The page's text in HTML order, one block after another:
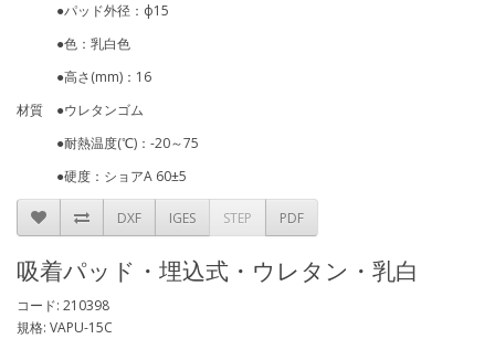
●パッド外径：ф15
●色：乳白色
●高さ(mm)：16
材質 ●ウレタンゴム
●耐熱温度(℃)：-20～75
●硬度：ショアA 60±5
DXF IGES STEP PDF
吸着パッド・埋込式・ウレタン・乳白
コード: 210398
規格: VAPU-15C